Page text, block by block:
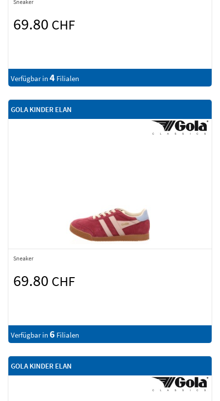
Sneaker
69.80 CHF
Verfügbar in 4 Filialen
GOLA KINDER ELAN
Sneaker
69.80 CHF
Verfügbar in 6 Filialen
GOLA KINDER ELAN